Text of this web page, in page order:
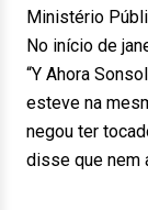
Ministério
No início de
“Y Ahora
esteve na
negou ter
disse que nem